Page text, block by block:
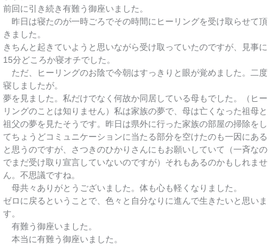
前回に引き続き有難う御座いました。
昨日は寝たのが一時ごろでその時間にヒーリングを受け取らせて頂
きました。
きちんと起きていようと思いながら受け取っていたのですが、見事に
15分どころか寝オチでした。
ただ、ヒーリングのお陰で今朝はすっきりと眼が覚めました。二度
寝しましたが。
夢を見ました。私だけでなく何故か同居している母もでした。（ヒー
リングのことは知りません）私は家族の夢で、母は亡くなった祖母と
祖父の夢を見たそうです。昨日は県外に行った家族の部屋の掃除をし
てちょうどコミュニケーションに当たる部分を空けたのも一因にある
と思うのですが、さつきのひかりさんにもお願いしていて（一斉なの
でまだ受け取り宣言していないのですが）それもあるのかもしれませ
ん。不思議ですね。
母共々ありがとうございました。体も心も軽くなりました。
ゼロに戻るということで、色々と自分なりに進んで生きたいと思いま
す。
有難う御座いました。
本当に有難う御座いました。